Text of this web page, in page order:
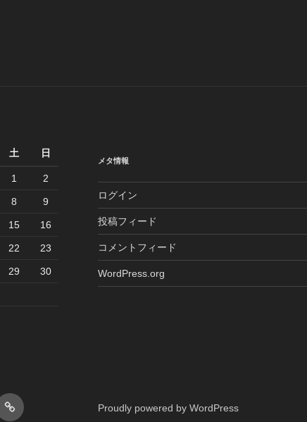
土 日
1 2
8 9
15 16
22 23
29 30
メタ情報
ログイン
投稿フィード
コメントフィード
WordPress.org
風
景
Proudly powered by WordPress